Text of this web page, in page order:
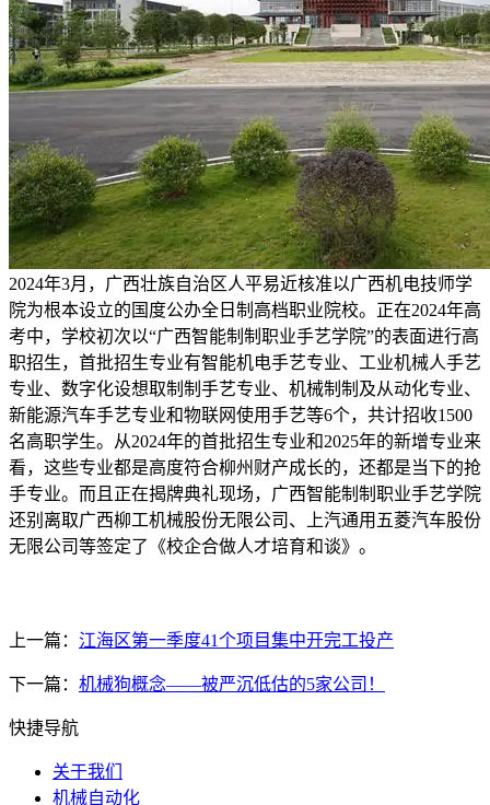
2024年3月，广西壮族自治区人平易近核准以广西机电技师学
院为根本设立的国度公办全日制高档职业院校。正在2024年高
考中，学校初次以“广西智能制制职业手艺学院”的表面进行高
职招生，首批招生专业有智能机电手艺专业、工业机械人手艺
专业、数字化设想取制制手艺专业、机械制制及从动化专业、
新能源汽车手艺专业和物联网使用手艺等6个，共计招收1500
名高职学生。从2024年的首批招生专业和2025年的新增专业来
看，这些专业都是高度符合柳州财产成长的，还都是当下的抢
手专业。而且正在揭牌典礼现场，广西智能制制职业手艺学院
还别离取广西柳工机械股份无限公司、上汽通用五菱汽车股份
无限公司等签定了《校企合做人才培育和谈》。
上一篇： 江海区第一季度41个项目集中开完工投产
下一篇： 机械狗概念——被严沉低估的5家公司！
快捷导航
关于我们
机械自动化